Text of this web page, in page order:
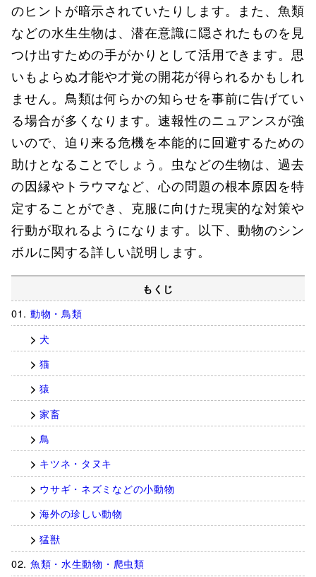
のヒントが暗示されていたりします。また、魚類
などの水生生物は、潜在意識に隠されたものを見
つけ出すための手がかりとして活用できます。思
いもよらぬ才能や才覚の開花が得られるかもしれ
ません。鳥類は何らかの知らせを事前に告げてい
る場合が多くなります。速報性のニュアンスが強
いので、迫り来る危機を本能的に回避するための
助けとなることでしょう。虫などの生物は、過去
の因縁やトラウマなど、心の問題の根本原因を特
定することができ、克服に向けた現実的な対策や
行動が取れるようになります。以下、動物のシン
ボルに関する詳しい説明します。
もくじ
動物・鳥類
犬
猫
猿
家畜
鳥
キツネ・タヌキ
ウサギ・ネズミなどの小動物
海外の珍しい動物
猛獣
魚類・水生動物・爬虫類